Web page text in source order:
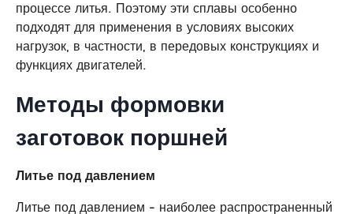
процессе литья. Поэтому эти сплавы особенно
подходят для применения в условиях высоких
нагрузок, в частности, в передовых конструкциях и
функциях двигателей.
Методы формовки
заготовок поршней
Литье под давлением
Литье под давлением - наиболее распространенный